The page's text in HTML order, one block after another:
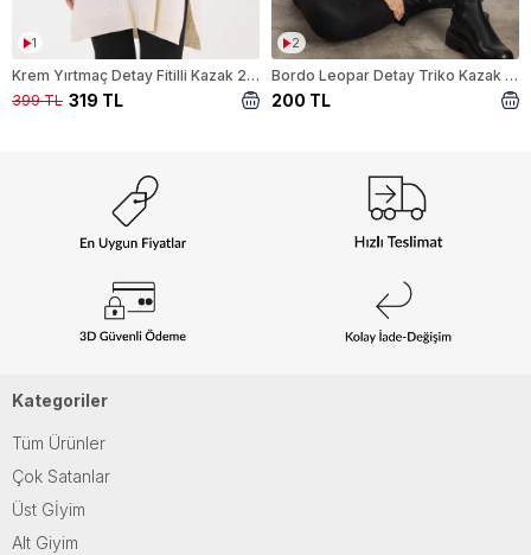
1
Krem Yırtmaç Detay Fitilli Kazak 22131
319 TL
399 TL
2
Bordo Leopar Detay Triko Kazak 24342
200 TL
Kategoriler
Tüm Ürünler
Çok Satanlar
Üst Gİyim
Alt Giyim